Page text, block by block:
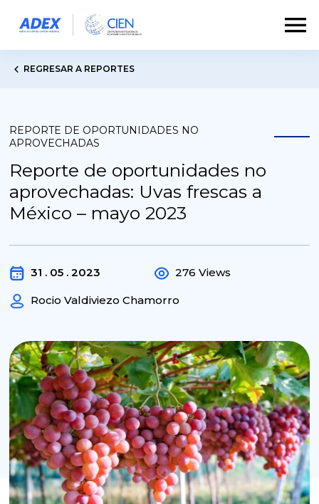
REGRESAR A REPORTES
REPORTE DE OPORTUNIDADES NO
APROVECHADAS
Reporte de oportunidades no
aprovechadas: Uvas frescas a
México – mayo 2023
31 . 05 . 2023
Rocio Valdiviezo Chamorro
276 Views